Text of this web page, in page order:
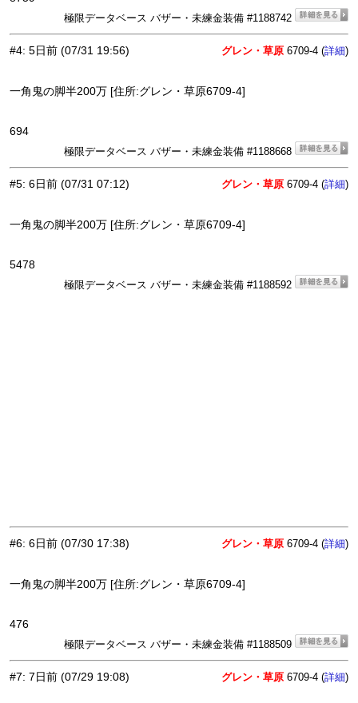
極限データベース バザー・未練金装備 #1188742
#4: 5日前 (07/31 19:56) グレン・草原 6709-4 (詳細)
一角鬼の脚半200万 [住所:グレン・草原6709-4]
694
極限データベース バザー・未練金装備 #1188668
#5: 6日前 (07/31 07:12) グレン・草原 6709-4 (詳細)
一角鬼の脚半200万 [住所:グレン・草原6709-4]
5478
極限データベース バザー・未練金装備 #1188592
#6: 6日前 (07/30 17:38) グレン・草原 6709-4 (詳細)
一角鬼の脚半200万 [住所:グレン・草原6709-4]
476
極限データベース バザー・未練金装備 #1188509
#7: 7日前 (07/29 19:08) グレン・草原 6709-4 (詳細)